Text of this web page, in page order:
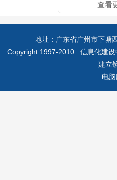
查看
地址：广东省广州市下
Copyright 1997-2010 信息化建
建立
电